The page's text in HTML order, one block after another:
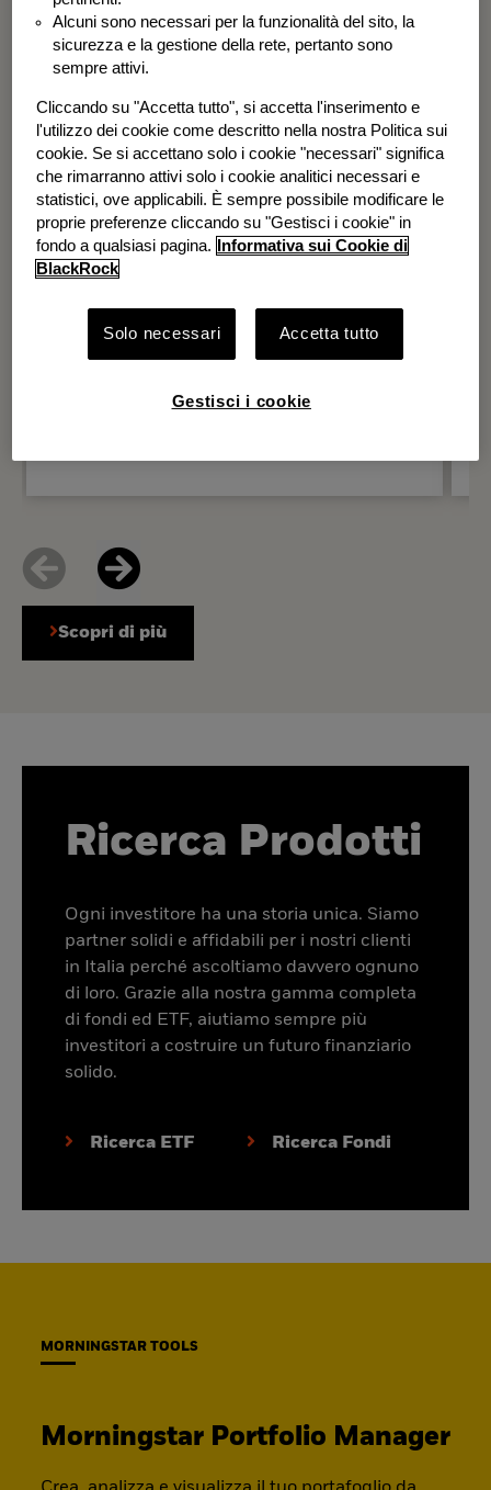
BGF Systematic Global Equity High
Income Fund
Scopri di più
Ricerca Prodotti
Ogni investitore ha una storia unica. Siamo
partner solidi e affidabili per i nostri clienti
in Italia perché ascoltiamo davvero ognuno
di loro. Grazie alla nostra gamma completa
di fondi ed ETF, aiutiamo sempre più
investitori a costruire un futuro finanziario
solido.
Ricerca ETF Ricerca Fondi
MORNINGSTAR TOOLS
Morningstar Portfolio Manager
Alcuni sono necessari per la funzionalità del sito, la
sicurezza e la gestione della rete, pertanto sono
sempre attivi.
Cliccando su "Accetta tutto", si accetta l'inserimento e
l'utilizzo dei cookie come descritto nella nostra Politica sui
cookie. Se si accettano solo i cookie "necessari" significa
che rimarranno attivi solo i cookie analitici necessari e
statistici, ove applicabili. È sempre possibile modificare le
proprie preferenze cliccando su "Gestisci i cookie" in
fondo a qualsiasi pagina.
Informativa sui Cookie di
BlackRock
Solo necessari Accetta tutto
Gestisci i cookie